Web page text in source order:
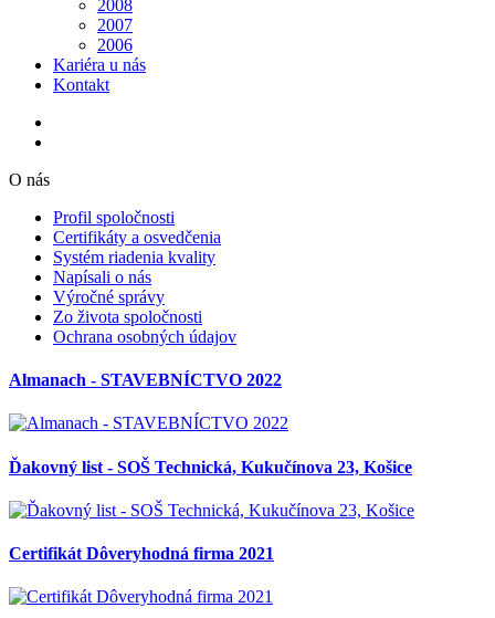
2008
2007
2006
Kariéra u nás
Kontakt
O nás
Profil spoločnosti
Certifikáty a osvedčenia
Systém riadenia kvality
Napísali o nás
Výročné správy
Zo života spoločnosti
Ochrana osobných údajov
Almanach - STAVEBNÍCTVO 2022
Ďakovný list - SOŠ Technická, Kukučínova 23, Košice
Certifikát Dôveryhodná firma 2021